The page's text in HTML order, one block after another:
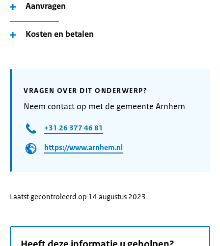
Aanvragen
Kosten en betalen
VRAGEN OVER DIT ONDERWERP?
Neem contact op met de gemeente Arnhem
+31 26 377 46 81
https://www.arnhem.nl
Laatst gecontroleerd op 14 augustus 2023